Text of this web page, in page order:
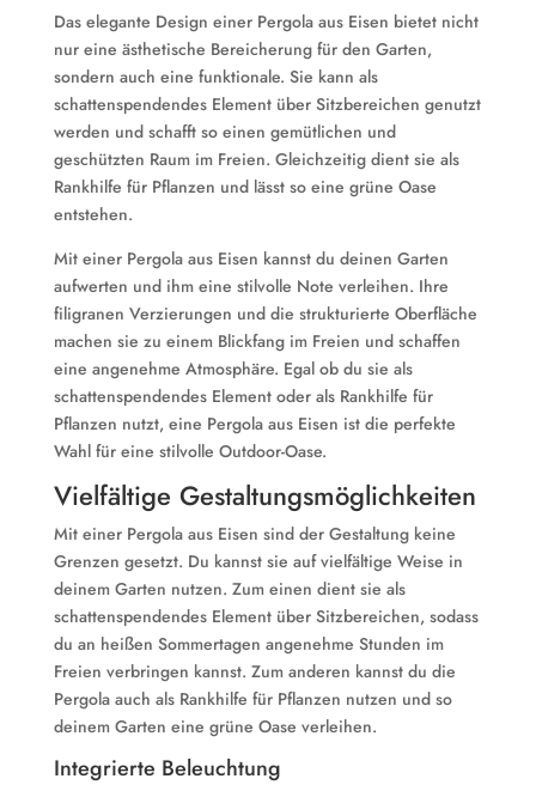
Das elegante Design einer Pergola aus Eisen bietet nicht
nur eine ästhetische Bereicherung für den Garten,
sondern auch eine funktionale. Sie kann als
schattenspendendes Element über Sitzbereichen genutzt
werden und schafft so einen gemütlichen und
geschützten Raum im Freien. Gleichzeitig dient sie als
Rankhilfe für Pflanzen und lässt so eine grüne Oase
entstehen.
Mit einer Pergola aus Eisen kannst du deinen Garten
aufwerten und ihm eine stilvolle Note verleihen. Ihre
filigranen Verzierungen und die strukturierte Oberfläche
machen sie zu einem Blickfang im Freien und schaffen
eine angenehme Atmosphäre. Egal ob du sie als
schattenspendendes Element oder als Rankhilfe für
Pflanzen nutzt, eine Pergola aus Eisen ist die perfekte
Wahl für eine stilvolle Outdoor-Oase.
Vielfältige Gestaltungsmöglichkeiten
Mit einer Pergola aus Eisen sind der Gestaltung keine
Grenzen gesetzt. Du kannst sie auf vielfältige Weise in
deinem Garten nutzen. Zum einen dient sie als
schattenspendendes Element über Sitzbereichen, sodass
du an heißen Sommertagen angenehme Stunden im
Freien verbringen kannst. Zum anderen kannst du die
Pergola auch als Rankhilfe für Pflanzen nutzen und so
deinem Garten eine grüne Oase verleihen.
Integrierte Beleuchtung